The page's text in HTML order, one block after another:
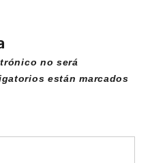
no será
están marcados